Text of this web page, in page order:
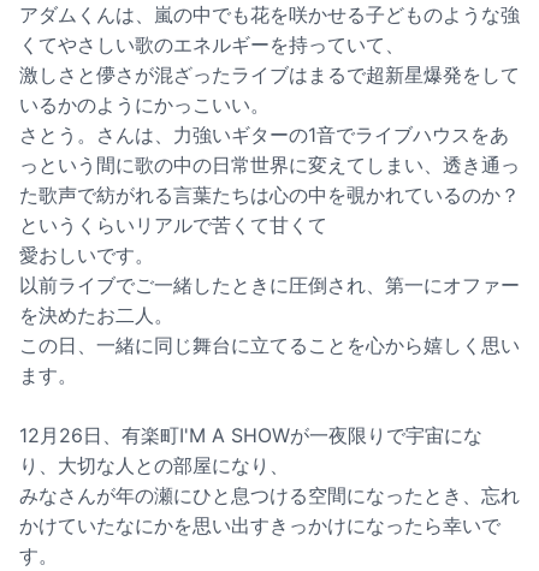
アダムくんは、嵐の中でも花を咲かせる子どものような強
くてやさしい歌のエネルギーを持っていて、
激しさと儚さが混ざったライブはまるで超新星爆発をして
いるかのようにかっこいい。
さとう。さんは、力強いギターの1音でライブハウスをあ
っという間に歌の中の日常世界に変えてしまい、透き通っ
た歌声で紡がれる言葉たちは心の中を覗かれているのか？
というくらいリアルで苦くて甘くて
愛おしいです。
以前ライブでご一緒したときに圧倒され、第一にオファー
を決めたお二人。
この日、一緒に同じ舞台に立てることを心から嬉しく思い
ます。
12月26日、有楽町I'M A SHOWが一夜限りで宇宙にな
り、大切な人との部屋になり、
みなさんが年の瀬にひと息つける空間になったとき、忘れ
かけていたなにかを思い出すきっかけになったら幸いで
す。